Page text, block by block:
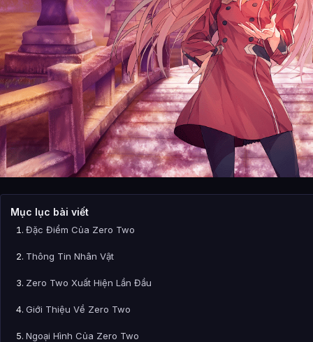
Mục lục bài viết
Đặc Điểm Của Zero Two
Thông Tin Nhân Vật
Zero Two Xuất Hiện Lần Đầu
Giới Thiệu Về Zero Two
Ngoại Hình Của Zero Two